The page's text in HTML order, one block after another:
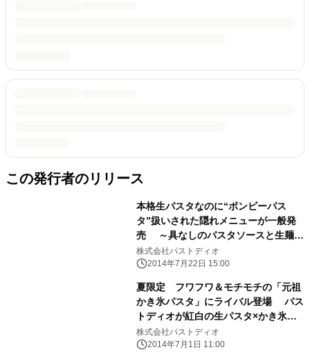
この発行者のリリース
本格生パスタなのに“ボンビーパス
タ”扱いされた隠れメニューが一般発
売 ～具なしのパスタソースと生麺だ
けの「ディオの生パスタ」150g 298円
～
株式会社パストディオ
2014年7月22日 15:00
夏限定 フワフワ＆モチモチの「元祖
かき氷パスタ」にライバル登場 パス
トディオが紅白の生パスタ×かき氷を7
月5日より販売
株式会社パストディオ
2014年7月1日 11:00